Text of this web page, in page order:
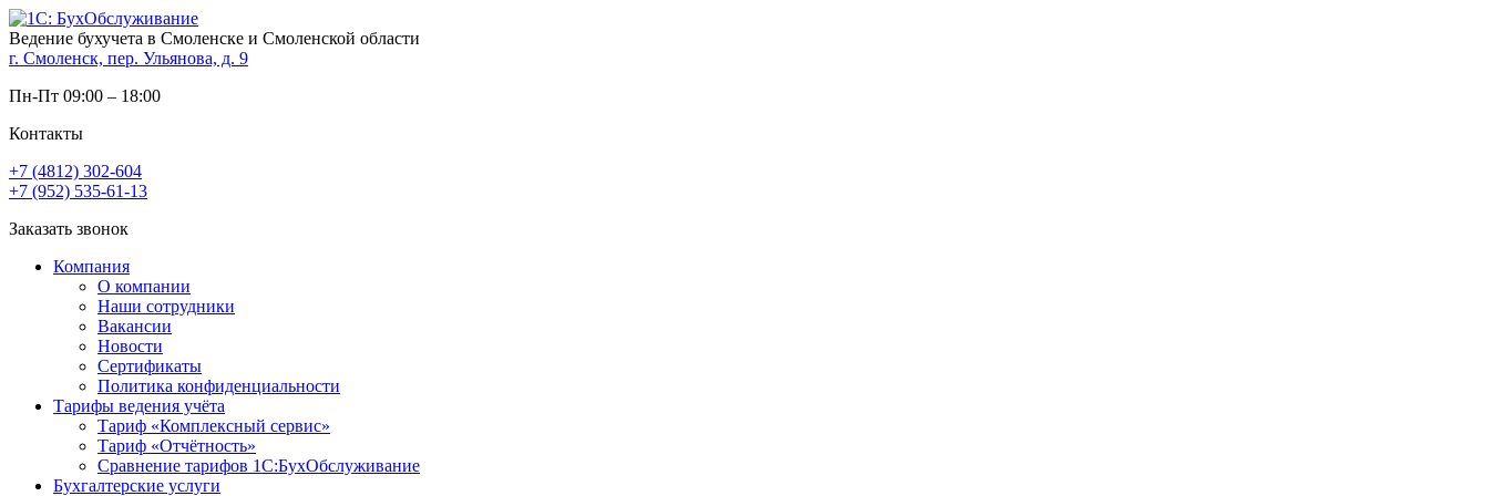
Ведение бухучета в Смоленске и Смоленской области
г. Смоленск, пер. Ульянова, д. 9
Пн-Пт 09:00 – 18:00
Контакты
+7 (4812) 302-604
+7 (952) 535-61-13
Заказать звонок
Компания
О компании
Наши сотрудники
Вакансии
Новости
Сертификаты
Политика конфиденциальности
Тарифы ведения учёта
Тариф «Комплексный сервис»
Тариф «Отчётность»
Сравнение тарифов 1С:БухОбслуживание
Бухгалтерские услуги